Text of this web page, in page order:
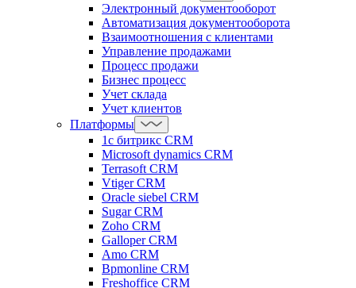
Электронный документооборот
Автоматизация документооборота
Взаимоотношения с клиентами
Управление продажами
Процесс продажи
Бизнес процесс
Учет склада
Учет клиентов
Платформы
1с битрикс CRM
Microsoft dynamics CRM
Terrasoft CRM
Vtiger CRM
Oracle siebel CRM
Sugar CRM
Zoho CRM
Galloper CRM
Amo CRM
Bpmonline CRM
Freshoffice CRM